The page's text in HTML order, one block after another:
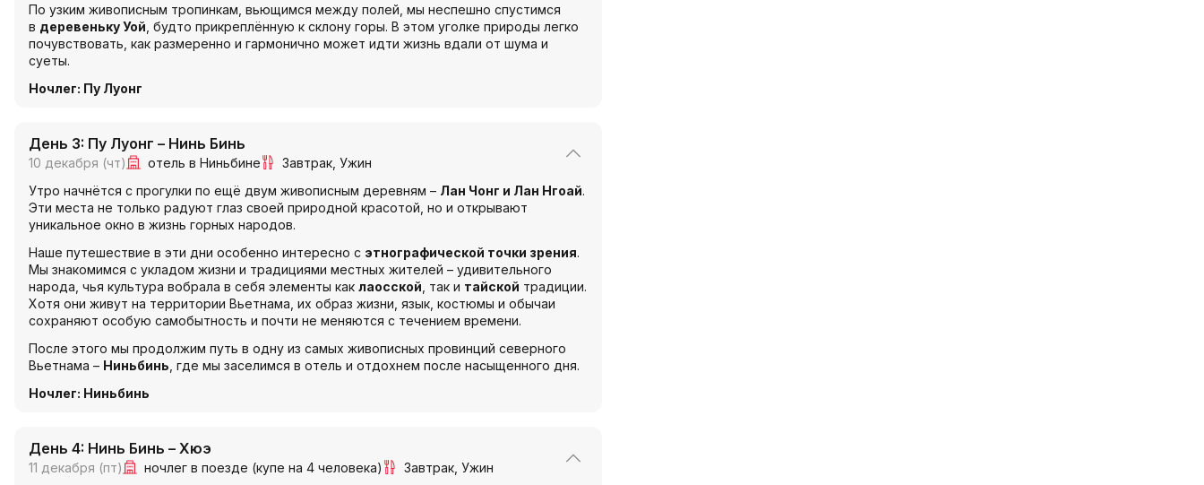
По узким живописным тропинкам, вьющимся между полей, мы неспешно спустимся
в деревеньку Уой , будто прикреплённую к склону горы. В этом уголке природы легко
почувствовать, как размеренно и гармонично может идти жизнь вдали от шума и
суеты.
Ночлег: Пу Луонг
День 3: Пу Луонг – Нинь Бинь
10 декабря (чт) отель в Ниньбине Завтрак Ужин
Утро начнётся с прогулки по ещё двум живописным деревням – Лан Чонг и Лан Нгоай.
Эти места не только радуют глаз своей природной красотой, но и открывают
уникальное окно в жизнь горных народов.
Наше путешествие в эти дни особенно интересно с этнографической точки зрения.
Мы знакомимся с укладом жизни и традициями местных жителей – удивительного
народа, чья культура вобрала в себя элементы как лаосской , так и тайской традиции.
Хотя они живут на территории Вьетнама, их образ жизни, язык, костюмы и обычаи
сохраняют особую самобытность и почти не меняются с течением времени.
После этого мы продолжим путь в одну из самых живописных провинций северного
Вьетнама – Ниньбинь , где мы заселимся в отель и отдохнем после насыщенного дня.
Ночлег: Ниньбинь
День 4: Нинь Бинь – Хюэ
11 декабря (пт) ночлег в поезде (купе на 4 человека) Завтрак Ужин